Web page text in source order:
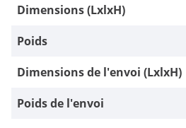
Dimensions (LxlxH)
Poids
Dimensions de l'envoi (LxlxH)
Poids de l'envoi